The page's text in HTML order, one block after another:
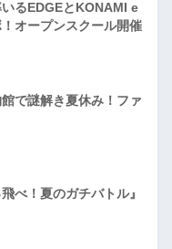
るEDGEとKONAMI e
オープンスクール開催
で謎解き夏休み！ファ
べ！夏のガチバトル』